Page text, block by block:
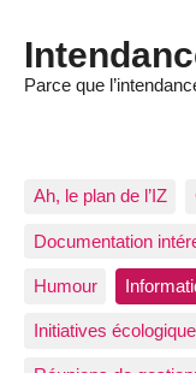
Parce que
Ah, le plan de l’IZ
Documentation
Humour
Initiatives